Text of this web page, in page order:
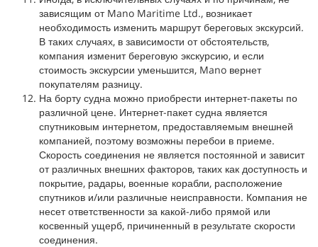
зависящим от Mano Maritime Ltd., возникает
необходимость изменить маршрут береговых экскурсий.
В таких случаях, в зависимости от обстоятельств,
компания изменит береговую экскурсию, и если
стоимость экскурсии уменьшится, Mano вернет
покупателям разницу.
На борту судна можно приобрести интернет-пакеты по
различной цене. Интернет-пакет судна является
спутниковым интернетом, предоставляемым внешней
компанией, поэтому возможны перебои в приеме.
Скорость соединения не является постоянной и зависит
от различных внешних факторов, таких как доступность и
покрытие, радары, военные корабли, расположение
спутников и/или различные неисправности. Компания не
несет ответственности за какой-либо прямой или
косвенный ущерб, причиненный в результате скорости
соединения.